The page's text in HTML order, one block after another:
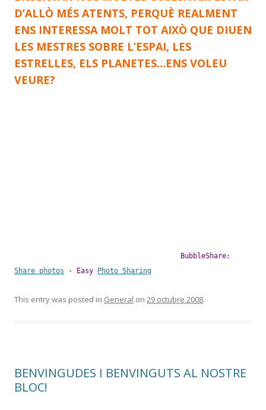
D’ALLÒ MÉS ATENTS, PERQUÈ REALMENT
ENS INTERESSA MOLT TOT AIXÒ QUE DIUEN
LES MESTRES SOBRE L’ESPAI, LES
ESTRELLES, ELS PLANETES…ENS VOLEU
VEURE?
BubbleShare:
Share photos - Easy Photo Sharing
This entry was posted in General on 29 octubre 2008.
BENVINGUDES I BENVINGUTS AL NOSTRE
BLOC!